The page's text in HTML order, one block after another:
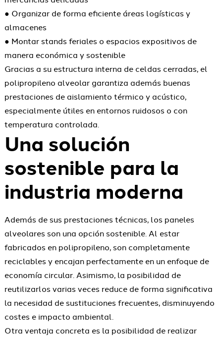
● Organizar de forma eficiente áreas logísticas y
almacenes
● Montar stands feriales o espacios expositivos de
manera económica y sostenible
Gracias a su estructura interna de celdas cerradas, el
polipropileno alveolar garantiza además buenas
prestaciones de aislamiento térmico y acústico,
especialmente útiles en entornos ruidosos o con
temperatura controlada.
Una solución
sostenible para la
industria moderna
Además de sus prestaciones técnicas, los paneles
alveolares son una opción sostenible. Al estar
fabricados en polipropileno, son completamente
reciclables y encajan perfectamente en un enfoque de
economía circular. Asimismo, la posibilidad de
reutilizarlos varias veces reduce de forma significativa
la necesidad de sustituciones frecuentes, disminuyendo
costes e impacto ambiental.
Otra ventaja concreta es la posibilidad de realizar